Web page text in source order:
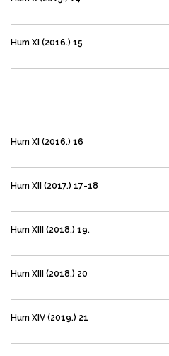
Hum XI (2016.) 15
Hum XI (2016.) 16
Hum XII (2017.) 17-18
Hum XIII (2018.) 19.
Hum XIII (2018.) 20
Hum XIV (2019.) 21